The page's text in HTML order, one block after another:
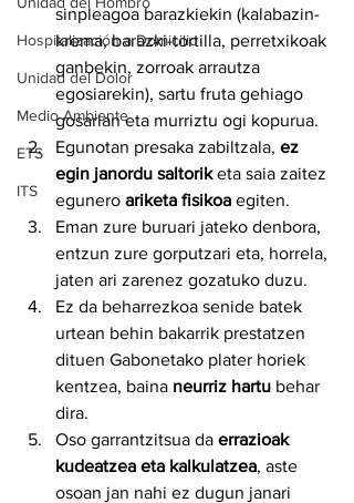
Hospitalización a Domicilio
Unidad del Dolor
Medio Ambiente
ETS
ITS
sinpleagoa barazkiekin (kalabazin-
krema, barazki-tortilla, perretxikoak
ganbekin, zorroak arrautza
egosiarekin), sartu fruta gehiago
gosarian eta murriztu ogi kopurua.
Egunotan presaka zabiltzala, ez
egin janordu saltorik eta saia zaitez
egunero ariketa fisikoa egiten.
Eman zure buruari jateko denbora,
entzun zure gorputzari eta, horrela,
jaten ari zarenez gozatuko duzu.
Ez da beharrezkoa senide batek
urtean behin bakarrik prestatzen
dituen Gabonetako plater horiek
kentzea, baina neurriz hartu behar
dira.
Oso garrantzitsua da errazioak
kudeatzea eta kalkulatzea, aste
osoan jan nahi ez dugun janari